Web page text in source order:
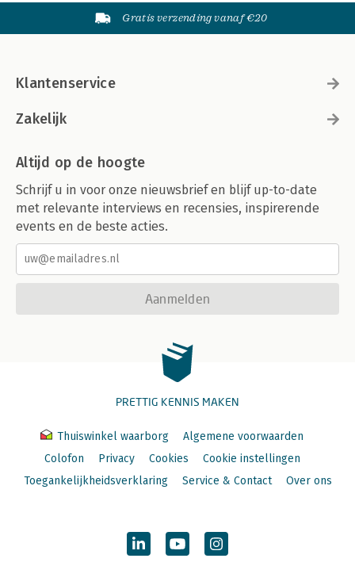
Gratis verzending vanaf €20
Klantenservice
Zakelijk
Altijd op de hoogte
Schrijf u in voor onze nieuwsbrief en blijf up-to-date
met relevante interviews en recensies, inspirerende
events en de beste acties.
Aanmelden
PRETTIG KENNIS MAKEN
Thuiswinkel waarborg
Algemene voorwaarden
Colofon
Privacy Cookies
Cookie instellingen
Toegankelijkheidsverklaring
Service & Contact Over ons